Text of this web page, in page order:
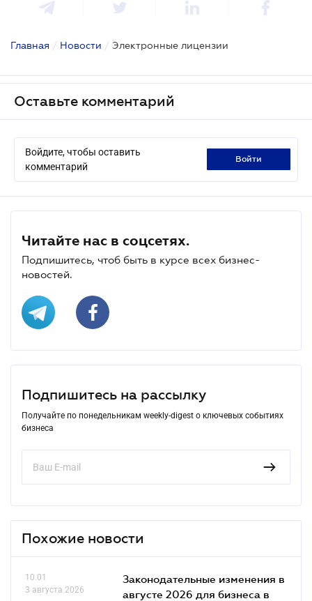
Главная / Новости / Электронные лицензии
Оставьте комментарий
Войдите, чтобы оставить
комментарий
войти
Читайте нас в соцсетях.
Подпишитесь, чтоб быть в курсе всех бизнес-
новостей.
Подпишитесь на рассылку
Получайте по понедельникам weekly-digest о ключевых событиях
бизнеса
Похожие новости
10.01
3 августа 2026
Законодательные изменения в
августе 2026 для бизнеса в